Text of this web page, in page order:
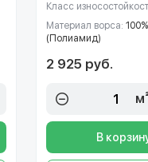
Класс
Материал ворса:
(Полиамид)
2 925 руб.
В